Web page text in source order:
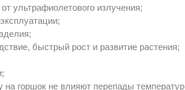
ультрафиолетового излучения;
быстрый рост и развитие растения;
на горшок не влияют перепады